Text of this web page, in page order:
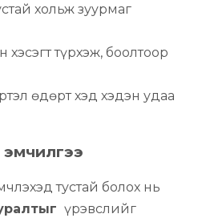
хольж зуурмаг
хэсэгт түрхэж, боолтоор
өдөрт хэд хэдэн удаа
тустай болох нь
үрэвслийг